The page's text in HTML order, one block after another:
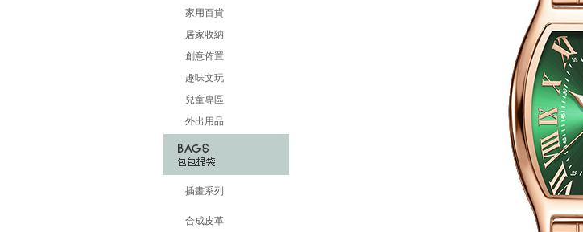
家用百貨
居家收納
創意佈置
趣味文玩
兒童專區
外出用品
插畫系列
合成皮革